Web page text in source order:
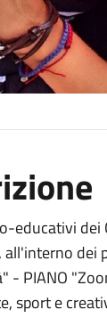
educativi
all'interno dei
- PIANO
sport e